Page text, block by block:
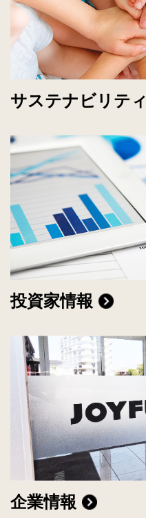
サステナビリティ
投資家情報
企業情報